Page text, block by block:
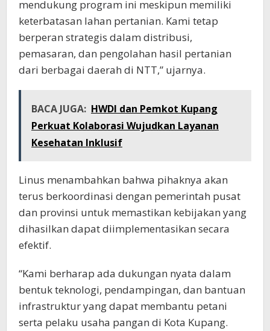
mendukung program ini meskipun memiliki
keterbatasan lahan pertanian. Kami tetap
berperan strategis dalam distribusi,
pemasaran, dan pengolahan hasil pertanian
dari berbagai daerah di NTT,” ujarnya.
BACA JUGA: HWDI dan Pemkot Kupang
Perkuat Kolaborasi Wujudkan Layanan
Kesehatan Inklusif
Linus menambahkan bahwa pihaknya akan
terus berkoordinasi dengan pemerintah pusat
dan provinsi untuk memastikan kebijakan yang
dihasilkan dapat diimplementasikan secara
efektif.
“Kami berharap ada dukungan nyata dalam
bentuk teknologi, pendampingan, dan bantuan
infrastruktur yang dapat membantu petani
serta pelaku usaha pangan di Kota Kupang.